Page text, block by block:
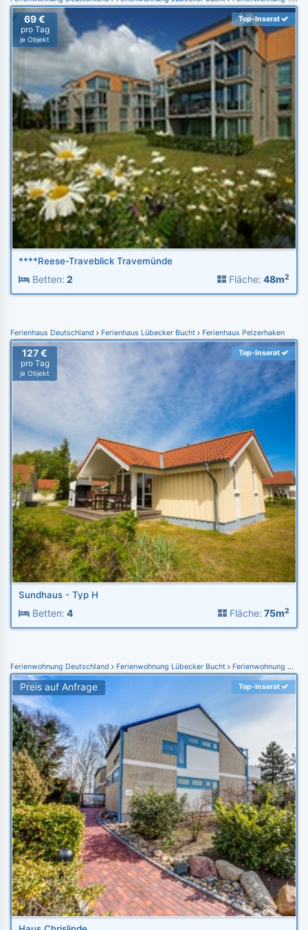
69 €
pro Tag
je Objekt
Top-Inserat
****Reese-Traveblick Travemünde
Betten: 2 Fläche: 48m2
Ferienhaus Deutschland Ferienhaus Lübecker Bucht Ferienhaus Pelzerhaken
127 €
pro Tag
je Objekt
Top-Inserat
Sundhaus - Typ H
Betten: 4 Fläche: 75m2
Ferienwohnung Deutschland Ferienwohnung Lübecker Bucht Ferienwohnung Grömitz
Preis auf Anfrage Top-Inserat